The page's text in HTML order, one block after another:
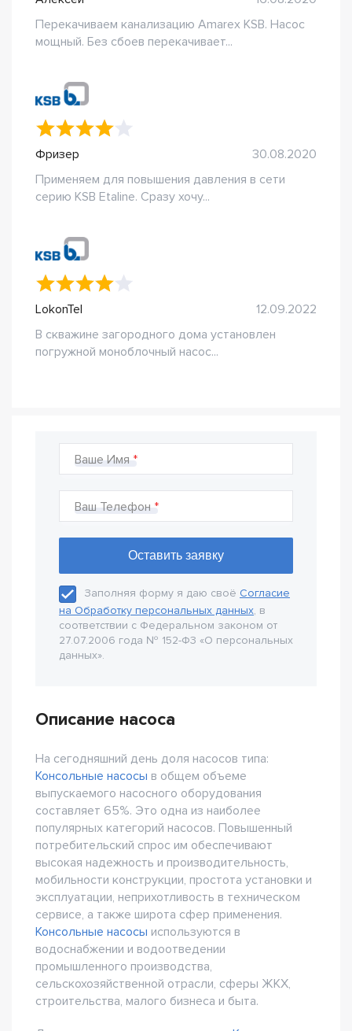
Перекачиваем канализацию Amarex KSB. Насос
мощный. Без сбоев перекачивает...
Фризер
30.08.2020
Применяем для повышения давления в сети
серию KSB Etaline. Сразу хочу...
LokonTel
12.09.2022
В скважине загородного дома установлен
погружной моноблочный насос...
Ваше Имя
Ваш Телефон
Заполняя форму я даю своё Согласие
на Обработку персональных данных, в
соответствии с Федеральном законом от
27.07.2006 года № 152-Ф3 «О персональных
данных».
Описание насоса
На сегодняшний день доля насосов типа:
Консольные насосы в общем объеме
выпускаемого насосного оборудования
составляет 65%. Это одна из наиболее
популярных категорий насосов. Повышенный
потребительский спрос им обеспечивают
высокая надежность и производительность,
мобильности конструкции, простота установки и
эксплуатации, неприхотливость в техническом
сервисе, а также широта сфер применения.
Консольные насосы используются в
водоснабжении и водоотведении
промышленного производства,
сельскохозяйственной отрасли, сферы ЖКХ,
строительства, малого бизнеса и быта.